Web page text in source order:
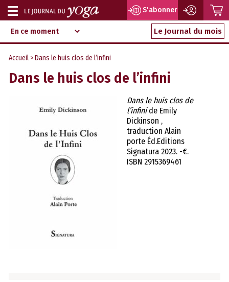
Aller
au
contenu
d‘information
indépendant
Afficher
ou
masquer
la
navigation
S'abonner
Le Journal du mois
Accueil > Dans le huis clos de l’infini
Dans le huis clos de l’infini
Dans le huis clos de
l’infinide Emily
Dickinson ,
traduction Alain
porte Éd.Editions
Signatura 2023. -€.
ISBN 2915369461